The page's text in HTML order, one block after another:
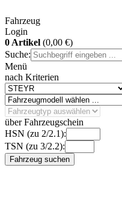
Fahrzeug
Login
0 Artikel (0,00 €)
Suche:
Menü
nach Kriterien
über Fahrzeugschein
HSN (zu 2/2.1):
TSN (zu 3/2.2):
Fahrzeug suchen